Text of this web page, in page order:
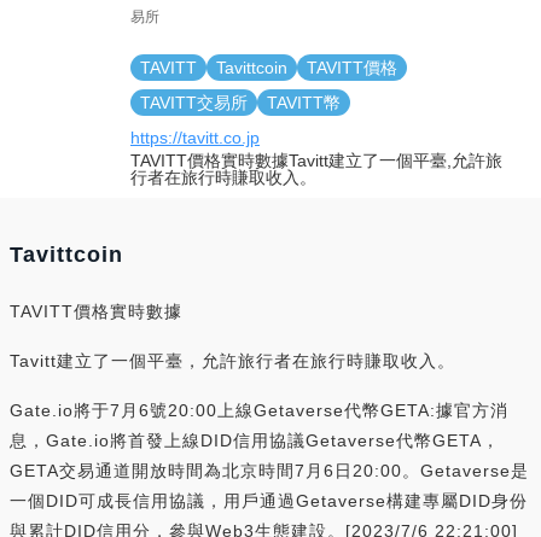
易所
TAVITT Tavittcoin
TAVITT價格
TAVITT交易所
TAVITT幣
https://tavitt.co.jp
TAVITT價格實時數據Tavitt建立了一個平臺,允許旅
行者在旅行時賺取收入。
Tavittcoin
TAVITT價格實時數據
Tavitt建立了一個平臺，允許旅行者在旅行時賺取收入。
Gate.io將于7月6號20:00上線Getaverse代幣GETA:據官方消
息，Gate.io將首發上線DID信用協議Getaverse代幣GETA，
GETA交易通道開放時間為北京時間7月6日20:00。Getaverse是
一個DID可成長信用協議，用戶通過Getaverse構建專屬DID身份
與累計DID信用分，參與Web3生態建設。[2023/7/6 22:21:00]